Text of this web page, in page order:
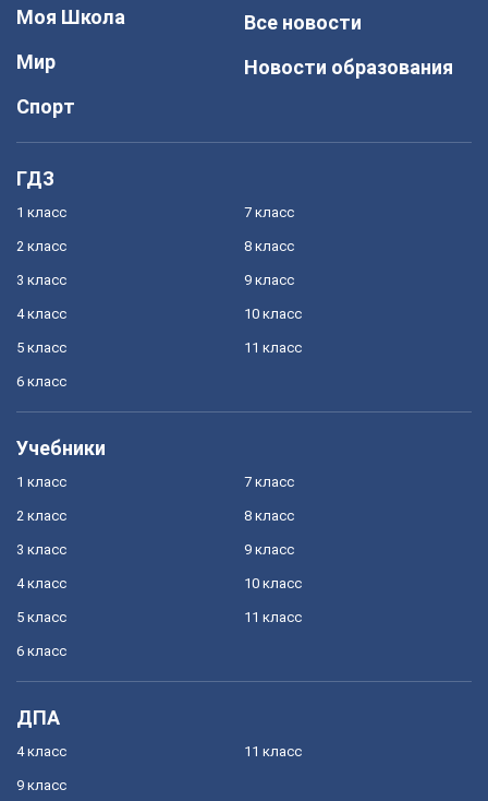
Моя Школа
Мир
Спорт
Все новости
Новости образования
ГДЗ
1 класс
2 класс
3 класс
4 класс
5 класс
6 класс
7 класс
8 класс
9 класс
10 класс
11 класс
Учебники
1 класс
2 класс
3 класс
4 класс
5 класс
6 класс
7 класс
8 класс
9 класс
10 класс
11 класс
ДПА
4 класс
9 класс
11 класс